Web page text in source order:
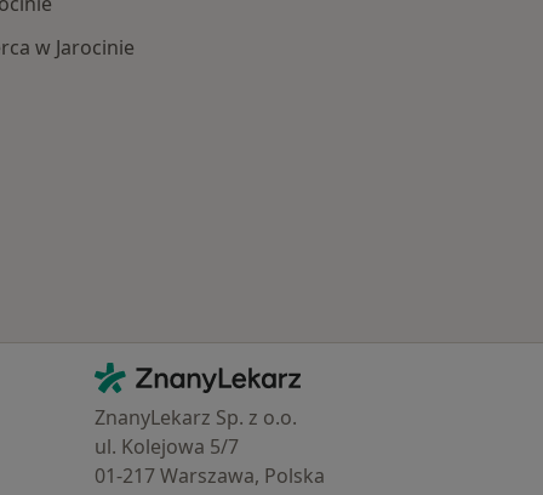
w Jarocinie
Kontakt
ZnanyLekarz - Strona główna
ZnanyLekarz Sp. z o.o.
ul. Kolejowa 5/7
01-217 Warszawa, Polska